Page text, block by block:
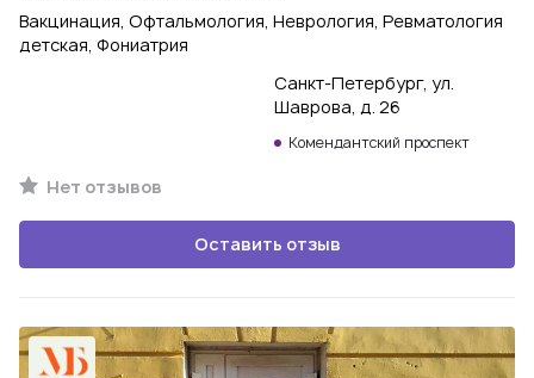
Вакцинация, Офтальмология, Неврология, Ревматология
детская, Фониатрия
Санкт-Петербург, ул.
Шаврова, д. 26
Комендантский проспект
Нет отзывов
Оставить отзыв